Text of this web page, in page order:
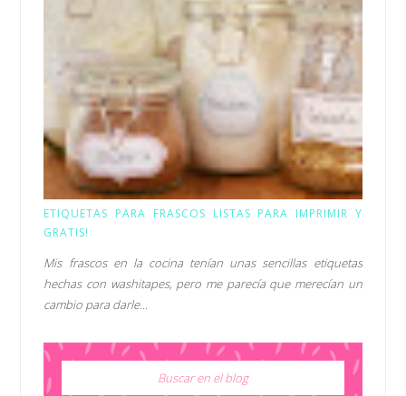
ETIQUETAS PARA FRASCOS LISTAS PARA IMPRIMIR Y
GRATIS!
Mis frascos en la cocina tenían unas sencillas etiquetas
hechas con washitapes, pero me parecía que merecían un
cambio para darle...